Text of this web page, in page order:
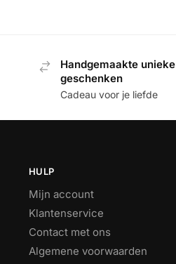
Handgemaakte unieke
geschenken
Cadeau voor je liefde
HULP
Mijn account
Klantenservice
Contact met ons
Algemene voorwaarden